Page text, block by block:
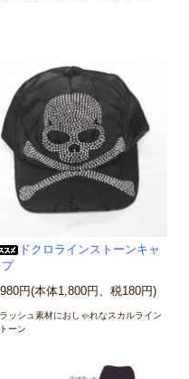
ドクロラインストーンキャ
プ
円(本体1,800円、税180円)
ッシュ素材におしゃれなスカルライン
ーン